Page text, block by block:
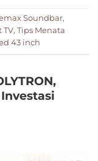
Soundbar,
TV, Tips Menata
43 inch